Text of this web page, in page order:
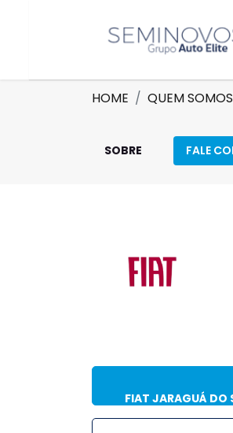
HOME QUEM SOMOS
SOBRE FALE
FIAT JARAGUÁ DO